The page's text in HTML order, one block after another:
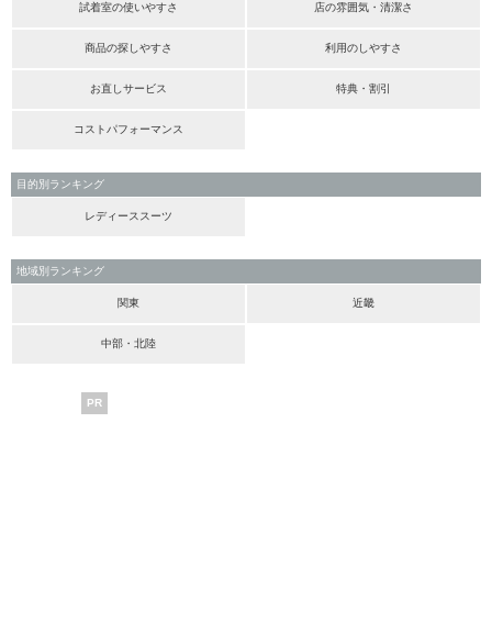
試着室の使いやすさ 店の雰囲気・清潔さ
商品の探しやすさ 利用のしやすさ
お直しサービス 特典・割引
コストパフォーマンス
目的別ランキング
レディーススーツ
地域別ランキング
関東 近畿
中部・北陸
PR